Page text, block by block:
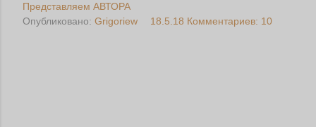
Представляем АВТОРА
Опубликовано: Grigoriew 18.5.18 Комментариев: 10